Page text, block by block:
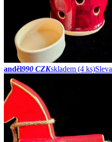
anděl990 CZKskladem (4 ks)Sleva